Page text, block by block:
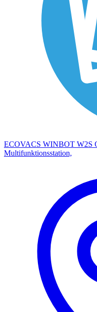
ECOVACS WINBOT W2S
Multifunktionsstation,